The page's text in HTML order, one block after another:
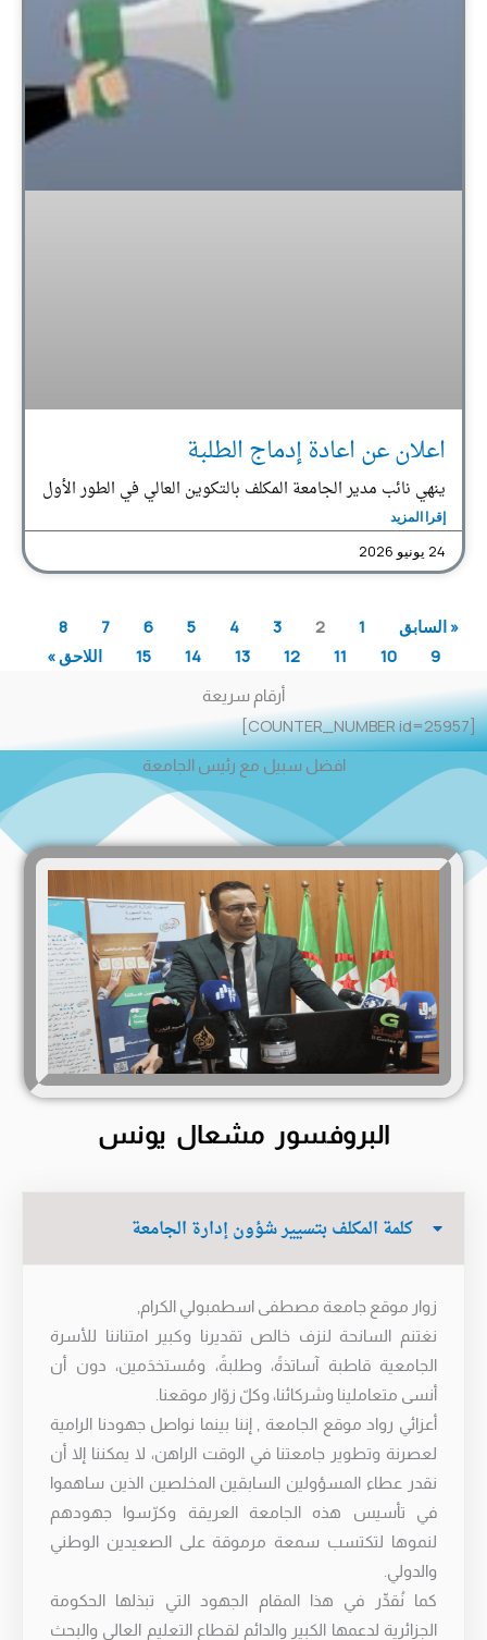
اعلان عن اعادة إدماج الطلبة
ينهي نائب مدير الجامعة المكلف بالتكوين العالي في الطور الأول
إقرا المزيد
24 يونيو 2026
« السابق 1
2
3
4
5
6
7
8
9
10
11
12
13
14
15 اللاحق »
أرقام سريعة
[COUNTER_NUMBER id=25957]
افضل سبيل مع رئيس الجامعة
البروفسور مشعال يونس
كلمة المكلف بتسيير شؤون إدارة الجامعة
زوار موقع جامعة مصطفى اسطمبولي الكرام,
نغتنم السانحة لنزف خالص تقديرنا وكبير امتناننا للأسرة
الجامعية قاطبة آساتذةً، وطلبةً، ومُستخدَمين، دون أن
أنسى متعاملينا وشركائنا، وكلّ زوّار موقعنا.
أعزائي رواد موقع الجامعة , إننا بينما نواصل جهودنا الرامية
لعصرنة وتطوير جامعتنا في الوقت الراهن، لا يمكننا إلا أن
نقدر عطاء المسؤولين السابقين المخلصين الذين ساهموا
في تأسيس هذه الجامعة العريقة وكرّسوا جهودهم
لنموها لتكتسب سمعة مرموقة على الصعيدين الوطني
والدولي.
كما نُقدِّر في هذا المقام الجهود التي تبذلها الحكومة
الجزائرية لدعمها الكبير والدائم لقطاع التعليم العالي والبحث